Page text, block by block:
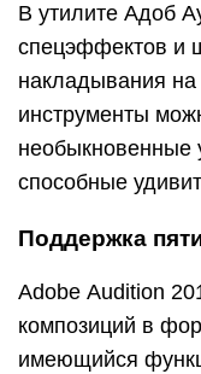
В утилите Адоб
спецэффектов и
накладывания на
инструменты
необыкновенные
способные
Поддержка
Adobe Audition
композиций в
имеющийся